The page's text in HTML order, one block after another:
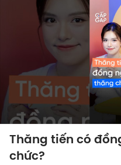
Thăng tiến có
chức?